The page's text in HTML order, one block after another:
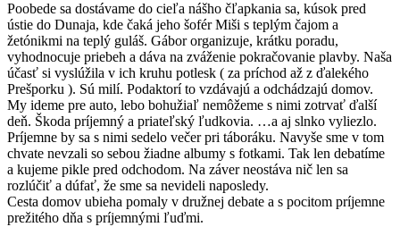
Poobede sa dostávame do cieľa nášho čľapkania sa, kúsok pred
ústie do Dunaja, kde čaká jeho šofér Miši s teplým čajom a
žetónikmi na teplý guláš. Gábor organizuje, krátku poradu,
vyhodnocuje priebeh a dáva na zváženie pokračovanie plavby. Naša
účasť si vyslúžila v ich kruhu potlesk ( za príchod až z ďalekého
Prešporku ). Sú milí. Podaktorí to vzdávajú a odchádzajú domov.
My ideme pre auto, lebo bohužiaľ nemôžeme s nimi zotrvať ďalší
deň. Škoda príjemný a priateľský ľudkovia. …a aj slnko vyliezlo.
Príjemne by sa s nimi sedelo večer pri táboráku. Navyše sme v tom
chvate nevzali so sebou žiadne albumy s fotkami. Tak len debatíme
a kujeme pikle pred odchodom. Na záver neostáva nič len sa
rozlúčiť a dúfať, že sme sa nevideli naposledy.
Cesta domov ubieha pomaly v družnej debate a s pocitom príjemne
prežitého dňa s príjemnými ľuďmi.